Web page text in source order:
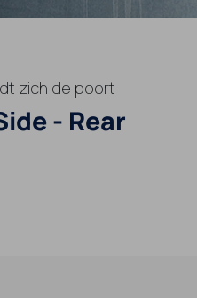
zich de poort
- Rear